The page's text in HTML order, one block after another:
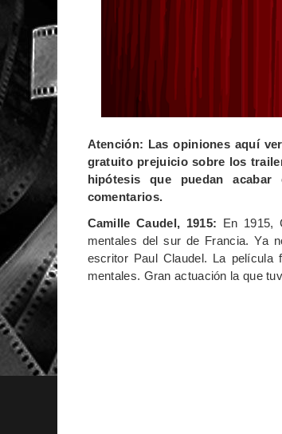
Atención: Las opiniones aquí
gratuito prejuicio sobre los
hipótesis que puedan
comentarios.
Camille Caudel, 1915: En 1915,
mentales del sur de Francia. Ya
escritor Paul Claudel. La película
mentales. Gran actuación la que